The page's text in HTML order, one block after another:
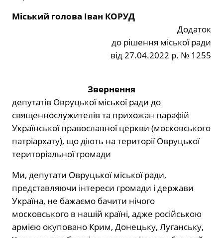
Міський голова Іван КОРУД
Додаток
до рішення міської ради
від 27.04.2022 р. № 1255
Звернення
депутатів Овруцької міської ради до
священнослужителів та прихожан парафій
Української православної церкви (московського
патріархату), що діють на території Овруцької
територіальної громади
Ми, депутати Овруцької міської ради,
представляючи інтереси громади і держави
Україна, не бажаємо бачити нічого
московського в нашій країні, адже російською
армією окуповано Крим, Донецьку, Луганську,